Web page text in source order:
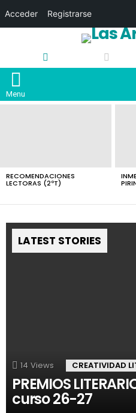
Menu
RECOMENDACIONES
LECTORAS (2ºT)
LATEST STORIES
14 Views CREATIVIDAD
PREMIOS
curso 26-27
Acceder Registrarse